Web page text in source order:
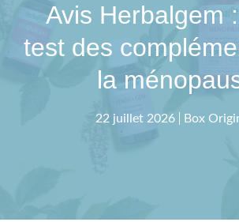
Avis Herbalgem
test des
la
22 juillet 2026 Box